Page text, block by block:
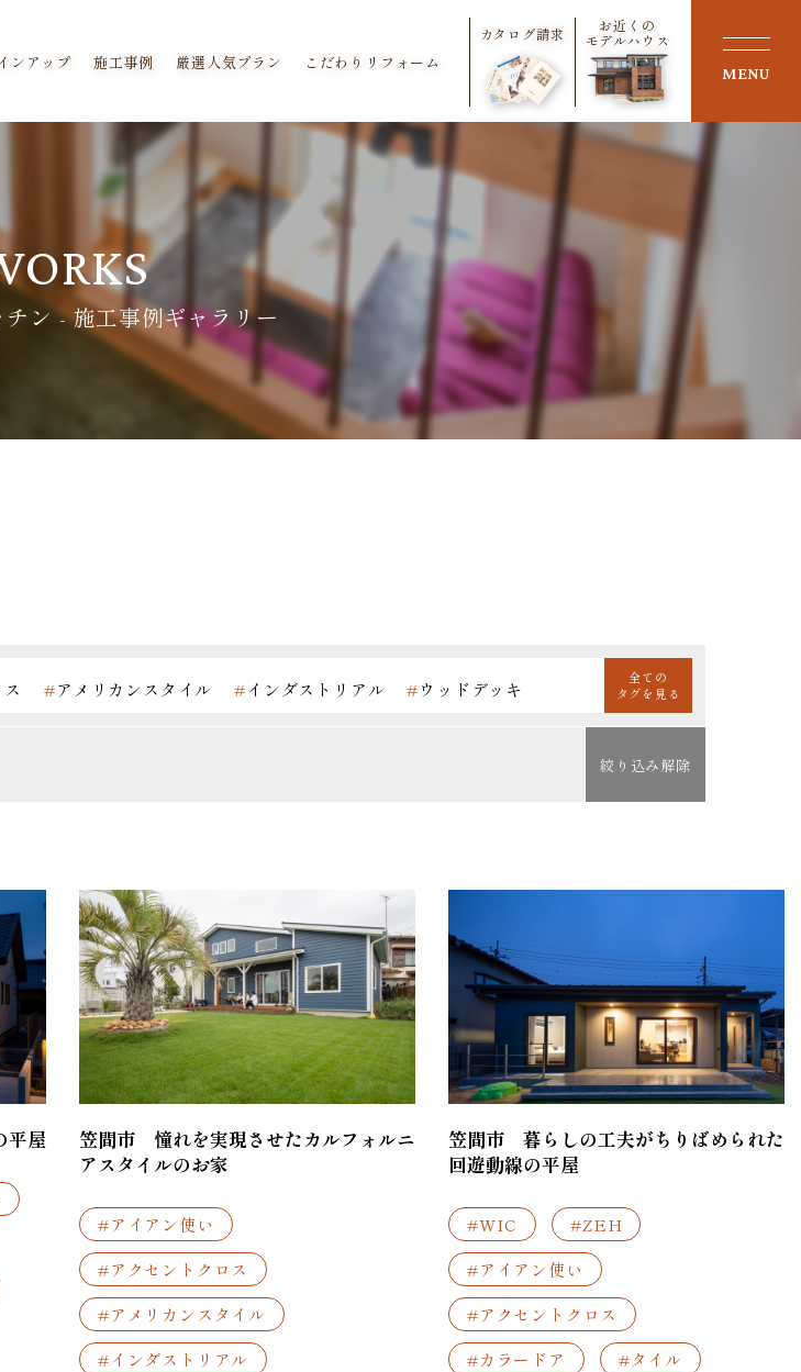
ンアップ 施工事例 厳選人気プラン こだわりリフォーム
カタログ請求
お近くの
モデルハウス
ン - 施工事例ギャラリー
全ての
タグを見る
#アメリカンスタイル #インダストリアル #ウッドデッキ
絞り込み解除
平屋
笠間市 憧れを実現させたカルフォルニ
アスタイルのお家
#アイアン使い
#アクセントクロス
#アメリカンスタイル
#インダストリアル
笠間市 暮らしの工夫がちりばめられた
回遊動線の平屋
#WIC
#ZEH
#アイアン使い
#アクセントクロス
#カラードア
#タイル